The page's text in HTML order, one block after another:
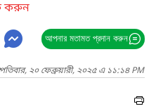
করুন
আপনার মতামত প্রদান করুন
২০ ফেব্রুয়ারী, ২০২৫ এ ১১:১৪ PM